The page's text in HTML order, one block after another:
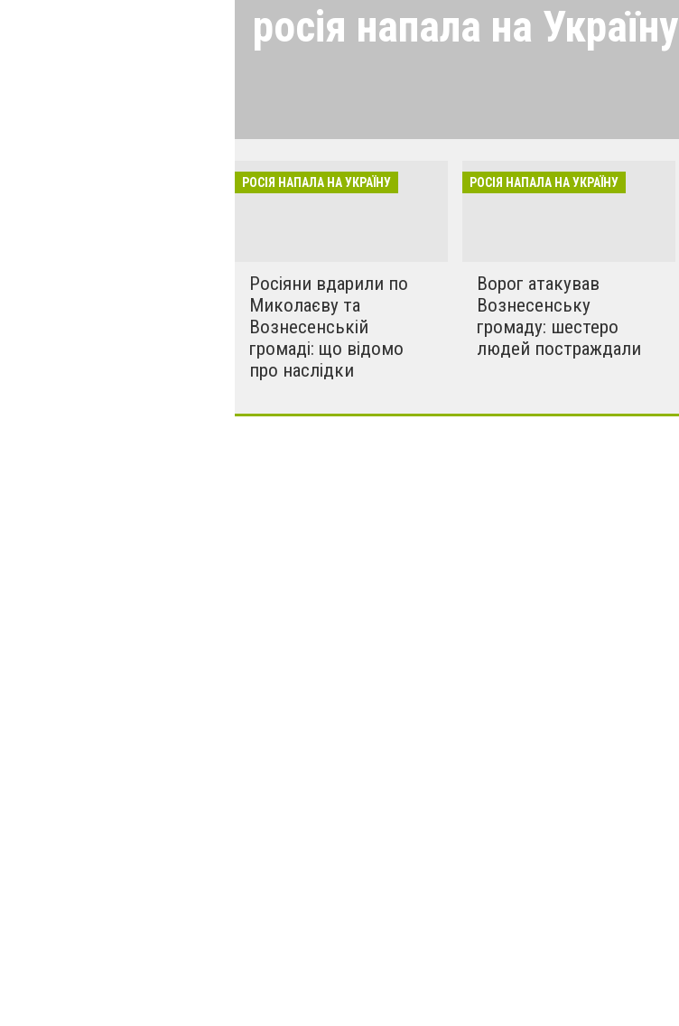
росія напала на Україну
розкрадати будинки в селах. Ми боремось
за нашу свободу!!
РОСІЯ НАПАЛА НА УКРАЇНУ
Росіяни вдарили по
Миколаєву та
Вознесенській
громаді: що відомо
про наслідки
РОСІЯ НАПАЛА НА УКРАЇНУ
Ворог атакував
Вознесенську
громаду: шестеро
людей постраждали